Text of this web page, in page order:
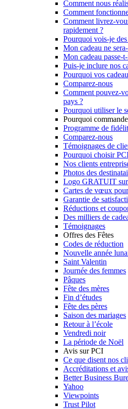
Comment nous
Comment
Comment livrez-
rapidement ?
Pourquoi vois-je
Mon cadeau ne
Mon cadeau passe-
Puis-je inclure nos
Pourquoi vos
Comparez-nous
Comment pouvez-
pays ?
Pourquoi utiliser le
Pourquoi
Programme de
Comparez-nous
Témoignages de
Pourquoi choisir
Nos clients
Photos des
Logo GRATUIT
Cartes de vœux
Garantie de
Réductions et
Des milliers de
Témoignages
Offres des Fêtes
Codes de réduction
Nouvelle année
Saint Valentin
Journée des femmes
Pâques
Fête des mères
Fin d’études
Fête des pères
Saison des mariages
Retour à l’école
Vendredi noir
La période de Noël
Avis sur PCI
Ce que disent nos
Accréditations et
Better Business
Yahoo
Viewpoints
Trust Pilot